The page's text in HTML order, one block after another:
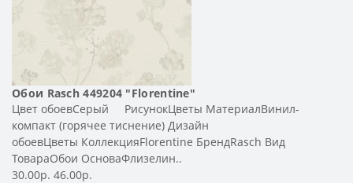
Обои Rasch 449204 "Florentine"
Цвет обоевСерый РисунокЦветы МатериалВинил-
компакт (горячее тиснение) Дизайн
обоевЦветы КоллекцияFlorentine БрендRasch Вид
ТовараОбои ОсноваФлизелин..
30.00р. 46.00р.